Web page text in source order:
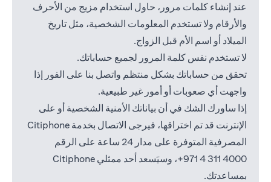
عند إنشاء كلمات مرور، حاول استخدام مزيج من الأحرف
والأرقام ولا تستخدم المعلومات الشخصية، مثل تاريخ
الميلاد أو اسم الأم قبل الزواج.
لا تستخدم نفس كلمة المرور لجميع حساباتك.
تحقق من حساباتك بشكل منتظم واتصل بنا على الفور إذا
واجهت أي صعوبات أو أمور غير طبيعية.
إذا ساورك الشك في أن بياناتك الأمنية الشخصية أو على
الإنترنت قد تم اختراقها، فيرجى الاتصال بخدمة Citiphone
المصرفية المتوفرة على مدار 24 ساعة على الرقم
4000 311 4 971+
، وسيَسعد أحد ممثلي Citiphone
بمساعدتك.